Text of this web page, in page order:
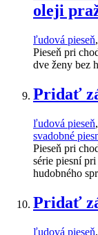
oleji
ľudová pieseň,
Pieseň pri
dve ženy bez
Pridať
ľudová pieseň,
svadobné
Pieseň pri
série piesní
hudobného
Pridať
ľudová pieseň,